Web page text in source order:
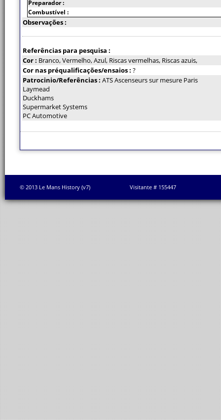
Preparador :
Combustível :
Observações :
Referências para pesquisa :
Cor : Branco, Vermelho, Azul, Riscas vermelhas, Riscas azuis,
Cor nas préqualificações/ensaios : ?
Patrocinio/Referências : ATS Ascenseurs sur mesure Paris
Laymead
Duckhams
Supermarket Systems
PC Automotive
© 2013 Le Mans History (v7) Visitante # 155447